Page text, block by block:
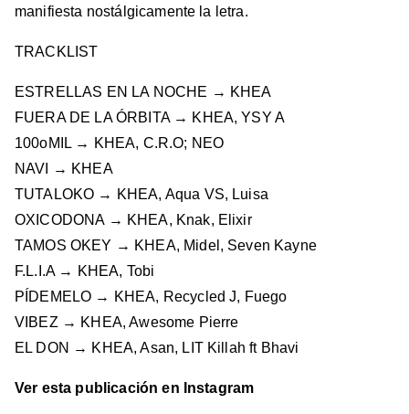
manifiesta nostálgicamente la letra.
TRACKLIST
ESTRELLAS EN LA NOCHE → KHEA
FUERA DE LA ÓRBITA → KHEA, YSY A
100oMIL → KHEA, C.R.O; NEO
NAVI → KHEA
TUTALOKO → KHEA, Aqua VS, Luisa
OXICODONA → KHEA, Knak, Elixir
TAMOS OKEY → KHEA, Midel, Seven Kayne
F.L.I.A → KHEA, Tobi
PÍDEMELO → KHEA, Recycled J, Fuego
VIBEZ → KHEA, Awesome Pierre
EL DON → KHEA, Asan, LIT Killah ft Bhavi
Ver esta publicación en Instagram